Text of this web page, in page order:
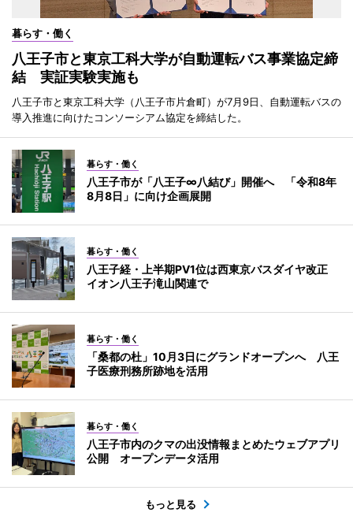
暮らす・働く
八王子市と東京工科大学が自動運転バス事業協定締
結 実証実験実施も
八王子市と東京工科大学（八王子市片倉町）が7月9日、自動運転バスの
導入推進に向けたコンソーシアム協定を締結した。
暮らす・働く
八王子市が「八王子∞八結び」開催へ 「令和8年
8月8日」に向け企画展開
暮らす・働く
八王子経・上半期PV1位は西東京バスダイヤ改正
イオン八王子滝山関連で
暮らす・働く
「桑都の杜」10月3日にグランドオープンへ 八王
子医療刑務所跡地を活用
暮らす・働く
八王子市内のクマの出没情報まとめたウェブアプリ
公開 オープンデータ活用
もっと見る